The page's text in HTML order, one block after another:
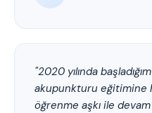
"2020 yılında
akupunkturu eğitimine
öğrenme aşkı ile